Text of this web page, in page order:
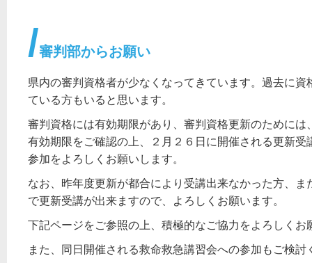
審判部からお願い
県内の審判資格者が少なくなってきています。過去に
ている方もいると思います。
審判資格には有効期限があり、審判資格更新のためには
有効期限をご確認の上、２月２６日に開催される更新
参加をよろしくお願いします。
なお、昨年度更新が都合により受講出来なかった方、
で更新受講が出来ますので、よろしくお願います。
下記ページをご参照の上、積極的なご協力をよろしくお
また、同日開催される救命救急講習会への参加もご検討